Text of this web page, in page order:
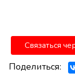
Связаться
Поделиться: